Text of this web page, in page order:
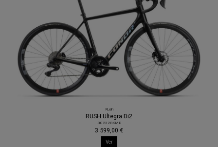
Rush
RUSH Ultegra Di2
.30232BKMD
3.599,00 €
Ver